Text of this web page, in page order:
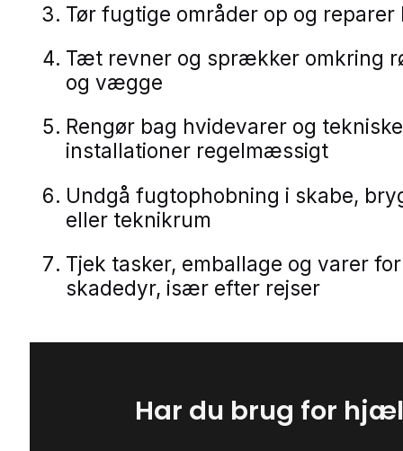
Tør fugtige områder op og
Tæt revner og sprækker omkring
og vægge
Rengør bag hvidevarer og tekniske
installationer regelmæssigt
Undgå fugtophobning i skabe,
eller teknikrum
Tjek tasker, emballage og varer for
skadedyr, især efter rejser
Har du brug for